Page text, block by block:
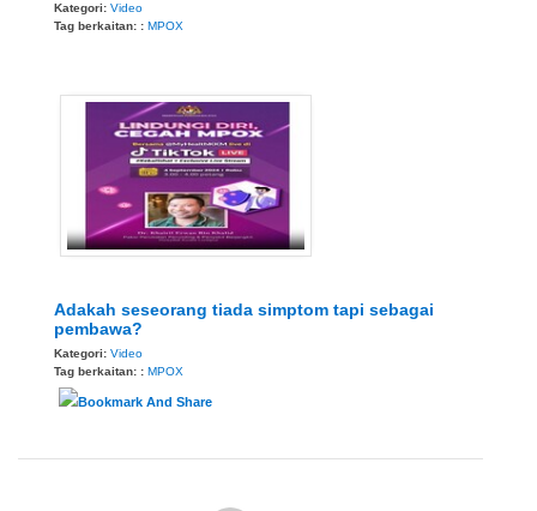
Kategori: Video
Tag berkaitan: : MPOX
Adakah seseorang tiada simptom tapi sebagai
pembawa?
Kategori: Video
Tag berkaitan: : MPOX